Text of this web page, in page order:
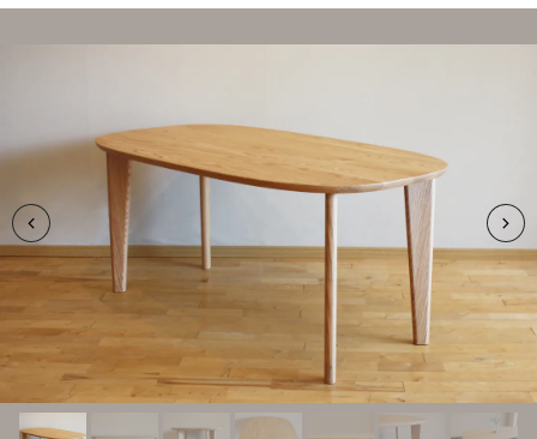
CONCEPT
ITEM
商品紹介
COLUMN
SHOP INFO
店舗情報
NAKAGAWA
MEITO
名東店
ORDER MADE
オーダーメイド
CONTACT
お問い合わせ
PRIVACY POLICY
プライバシーポリシー
TRANSACTION
特定商取引法に基づく表記